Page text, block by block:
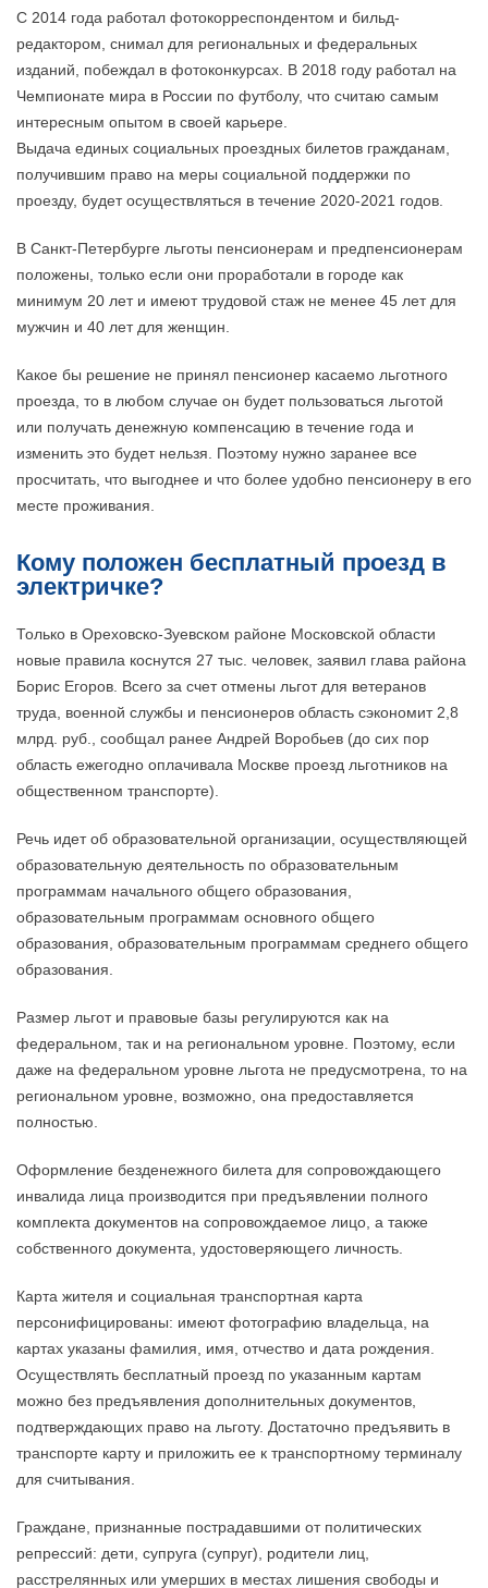
С 2014 года работал фотокорреспондентом и бильд-
редактором, снимал для региональных и федеральных
изданий, побеждал в фотоконкурсах. В 2018 году работал на
Чемпионате мира в России по футболу, что считаю самым
интересным опытом в своей карьере.
Выдача единых социальных проездных билетов гражданам,
получившим право на меры социальной поддержки по
проезду, будет осуществляться в течение 2020-2021 годов.
В Санкт-Петербурге льготы пенсионерам и предпенсионерам
положены, только если они проработали в городе как
минимум 20 лет и имеют трудовой стаж не менее 45 лет для
мужчин и 40 лет для женщин.
Какое бы решение не принял пенсионер касаемо льготного
проезда, то в любом случае он будет пользоваться льготой
или получать денежную компенсацию в течение года и
изменить это будет нельзя. Поэтому нужно заранее все
просчитать, что выгоднее и что более удобно пенсионеру в его
месте проживания.
Кому положен бесплатный проезд в
электричке?
Только в Ореховско-Зуевском районе Московской области
новые правила коснутся 27 тыс. человек, заявил глава района
Борис Егоров. Всего за счет отмены льгот для ветеранов
труда, военной службы и пенсионеров область сэкономит 2,8
млрд. руб., сообщал ранее Андрей Воробьев (до сих пор
область ежегодно оплачивала Москве проезд льготников на
общественном транспорте).
Речь идет об образовательной организации, осуществляющей
образовательную деятельность по образовательным
программам начального общего образования,
образовательным программам основного общего
образования, образовательным программам среднего общего
образования.
Размер льгот и правовые базы регулируются как на
федеральном, так и на региональном уровне. Поэтому, если
даже на федеральном уровне льгота не предусмотрена, то на
региональном уровне, возможно, она предоставляется
полностью.
Оформление безденежного билета для сопровождающего
инвалида лица производится при предъявлении полного
комплекта документов на сопровождаемое лицо, а также
собственного документа, удостоверяющего личность.
Карта жителя и социальная транспортная карта
персонифицированы: имеют фотографию владельца, на
картах указаны фамилия, имя, отчество и дата рождения.
Осуществлять бесплатный проезд по указанным картам
можно без предъявления дополнительных документов,
подтверждающих право на льготу. Достаточно предъявить в
транспорте карту и приложить ее к транспортному терминалу
для считывания.
Граждане, признанные пострадавшими от политических
репрессий: дети, супруга (супруг), родители лиц,
расстрелянных или умерших в местах лишения свободы и